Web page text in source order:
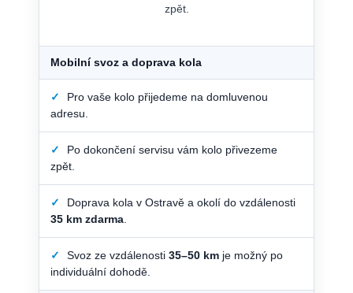
zpět.
Mobilní svoz a doprava kola
✓
Pro vaše kolo přijedeme na domluvenou
adresu.
✓
Po dokončení servisu vám kolo přivezeme
zpět.
✓
Doprava kola v Ostravě a okolí do vzdálenosti
35 km zdarma
✓ Svoz ze vzdálenosti 35–50 km je možný po
individuální dohodě.